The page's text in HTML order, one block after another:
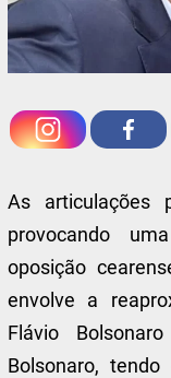
As articulações
provocando
oposição
envolve a
Flávio
Bolsonaro,